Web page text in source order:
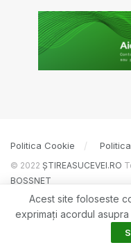
Politica Cookie
© 2022 ȘTIREASUCEVEI.RO
BOSSNET
Acest site foloseste
exprimaţi acordul